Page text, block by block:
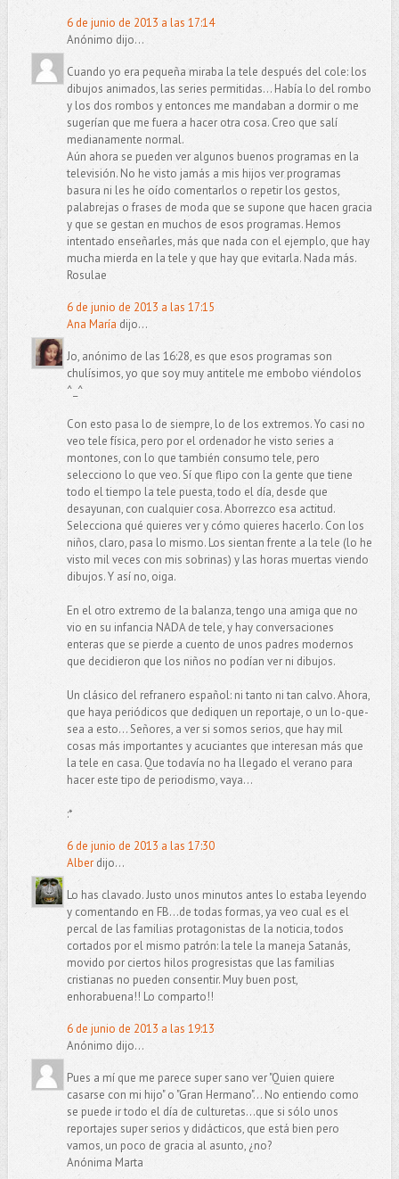
6 de junio de 2013 a las 17:14
Anónimo dijo...
Cuando yo era pequeña miraba la tele después del cole: los
dibujos animados, las series permitidas... Había lo del rombo
y los dos rombos y entonces me mandaban a dormir o me
sugerían que me fuera a hacer otra cosa. Creo que salí
medianamente normal.
Aún ahora se pueden ver algunos buenos programas en la
televisión. No he visto jamás a mis hijos ver programas
basura ni les he oído comentarlos o repetir los gestos,
palabrejas o frases de moda que se supone que hacen gracia
y que se gestan en muchos de esos programas. Hemos
intentado enseñarles, más que nada con el ejemplo, que hay
mucha mierda en la tele y que hay que evitarla. Nada más.
Rosulae
6 de junio de 2013 a las 17:15
Ana María dijo...
Jo, anónimo de las 16:28, es que esos programas son
chulísimos, yo que soy muy antitele me embobo viéndolos
^_^
Con esto pasa lo de siempre, lo de los extremos. Yo casi no
veo tele física, pero por el ordenador he visto series a
montones, con lo que también consumo tele, pero
selecciono lo que veo. Sí que flipo con la gente que tiene
todo el tiempo la tele puesta, todo el día, desde que
desayunan, con cualquier cosa. Aborrezco esa actitud.
Selecciona qué quieres ver y cómo quieres hacerlo. Con los
niños, claro, pasa lo mismo. Los sientan frente a la tele (lo he
visto mil veces con mis sobrinas) y las horas muertas viendo
dibujos. Y así no, oiga.
En el otro extremo de la balanza, tengo una amiga que no
vio en su infancia NADA de tele, y hay conversaciones
enteras que se pierde a cuento de unos padres modernos
que decidieron que los niños no podían ver ni dibujos.
Un clásico del refranero español: ni tanto ni tan calvo. Ahora,
que haya periódicos que dediquen un reportaje, o un lo-que-
sea a esto... Señores, a ver si somos serios, que hay mil
cosas más importantes y acuciantes que interesan más que
la tele en casa. Que todavía no ha llegado el verano para
hacer este tipo de periodismo, vaya...
:*
6 de junio de 2013 a las 17:30
Alberdijo...
Lo has clavado. Justo unos minutos antes lo estaba leyendo
y comentando en FB...de todas formas, ya veo cual es el
percal de las familias protagonistas de la noticia, todos
cortados por el mismo patrón: la tele la maneja Satanás,
movido por ciertos hilos progresistas que las familias
cristianas no pueden consentir. Muy buen post,
enhorabuena!! Lo comparto!!
6 de junio de 2013 a las 19:13
Anónimo dijo...
Pues a mí que me parece super sano ver "Quien quiere
casarse con mi hijo" o "Gran Hermano"... No entiendo como
se puede ir todo el día de culturetas...que si sólo unos
reportajes super serios y didácticos, que está bien pero
vamos, un poco de gracia al asunto, ¿no?
Anónima Marta